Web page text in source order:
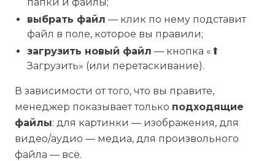
выбрать файл — клик по нему подставит
файл в поле, которое вы правили;
загрузить новый файл — кнопка «⬆
Загрузить» (или перетаскивание).
В зависимости от того, что вы правите,
менеджер показывает только подходящие
файлы: для картинки — изображения, для
видео/аудио — медиа, для произвольного
файла — всё.